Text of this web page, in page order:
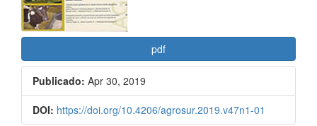
pdf
Publicado: Apr 30, 2019
DOI: https://doi.org/10.4206/agrosur.2019.v47n1-01